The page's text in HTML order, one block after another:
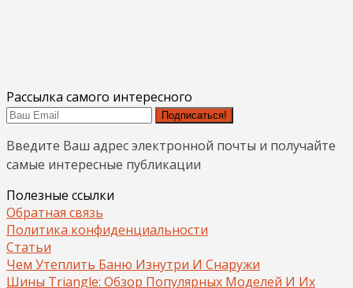
Рассылка самого интересного
Подписаться!
Введите Ваш адрес электронной почты и получайте
самые интересные публикации
Полезные ссылки
Обратная связь
Политика конфиденциальности
Статьи
Чем Утеплить Баню Изнутри И Снаружи
Шины Triangle: Обзор Популярных Моделей И Их